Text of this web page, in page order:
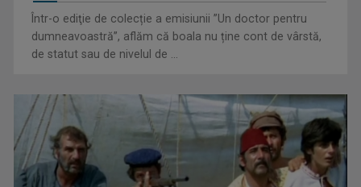
EVENIMENT ESTIVAL - Taberele ARC – Acolo unde începe
ACASĂ
Într-o ediţie de colecție a emisiunii ”Un doctor pentru
dumneavoastră”, aflăm că boala nu ține cont de vârstă,
de statut sau de nivelul de ...